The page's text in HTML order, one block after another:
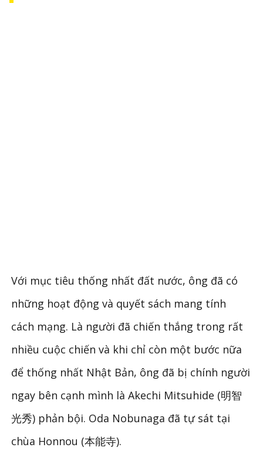
Với mục tiêu thống nhất đất nước, ông đã có
những hoạt động và quyết sách mang tính
cách mạng. Là người đã chiến thắng trong rất
nhiều cuộc chiến và khi chỉ còn một bước nữa
để thống nhất Nhật Bản, ông đã bị chính người
ngay bên cạnh mình là Akechi Mitsuhide (明智
光秀) phản bội. Oda Nobunaga đã tự sát tại
chùa Honnou (本能寺).